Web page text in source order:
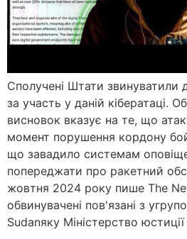
Сполучені Штати звинуватили
за участь у даній кібератаці.
висновок вказує на те, що
момент порушення кордону
що завадило системам
попереджати про ракетний
жовтня 2024 року пише The
обвинувачені пов'язані з
Sudanяку Міністерство